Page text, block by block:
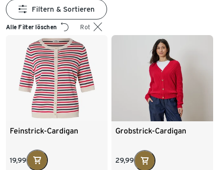
Alle Filter löschen Rot
Filtern & Sortieren
Feinstrick-Cardigan
19,99
Grobstrick-Cardigan
29,99